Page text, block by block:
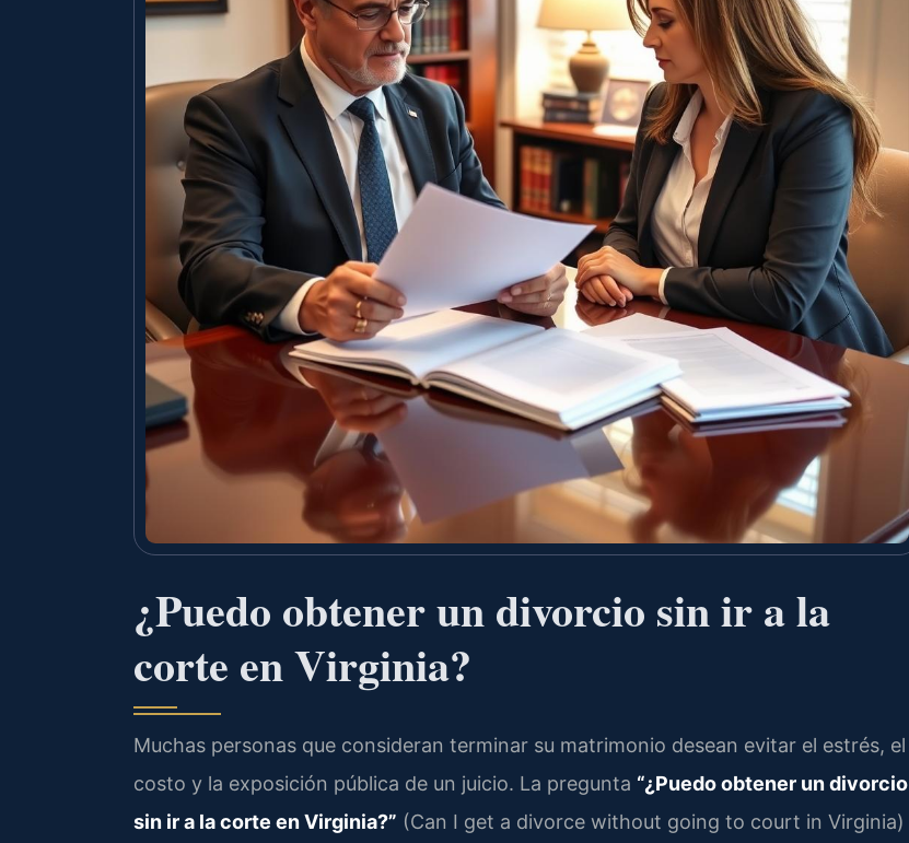
¿Puedo obtener un divorcio sin ir a la
corte en Virginia?
Muchas personas que consideran terminar su matrimonio desean evitar el estrés, el
costo y la exposición pública de un juicio. La pregunta “¿Puedo obtener un divorcio
sin ir a la corte en Virginia?” (Can I get a divorce without going to court in Virginia)